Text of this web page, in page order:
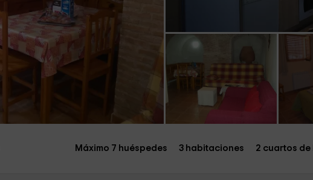
Máximo 7 huéspedes 3 habitaciones 2 cuartos de